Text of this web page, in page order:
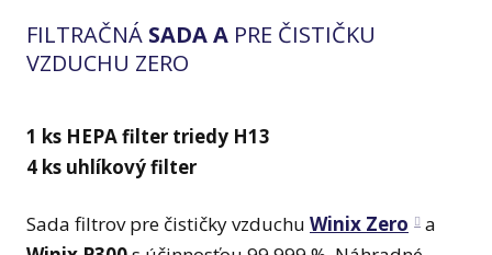
FILTRAČNÁ SADA A PRE ČISTIČKU
VZDUCHU ZERO
1 ks HEPA filter triedy H13
4 ks uhlíkový filter
Sada filtrov pre čističky vzduchu Winix Zero
a